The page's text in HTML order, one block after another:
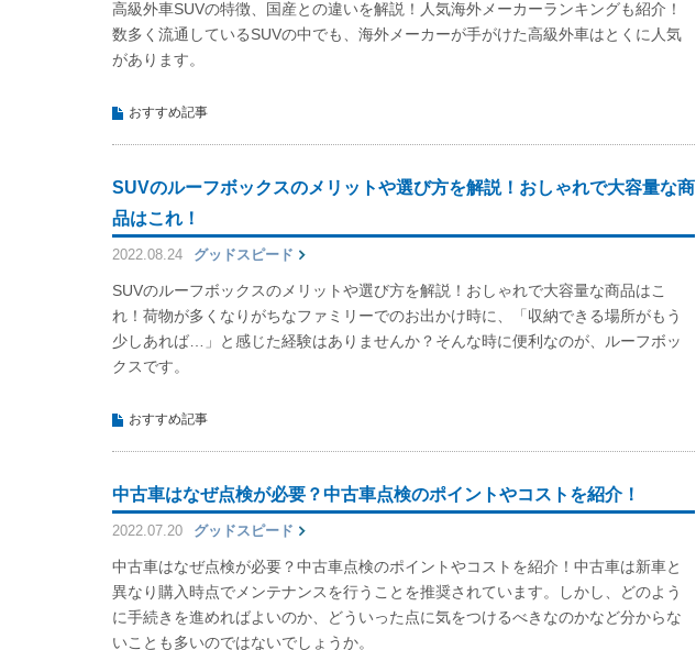
高級外車SUVの特徴、国産との違いを解説！人気海外メーカーランキングも紹介！
数多く流通しているSUVの中でも、海外メーカーが手がけた高級外車はとくに人気
があります。
おすすめ記事
SUVのルーフボックスのメリットや選び方を解説！おしゃれで大容量な商
品はこれ！
2022.08.24 グッドスピード
SUVのルーフボックスのメリットや選び方を解説！おしゃれで大容量な商品はこ
れ！荷物が多くなりがちなファミリーでのお出かけ時に、「収納できる場所がもう
少しあれば…」と感じた経験はありませんか？そんな時に便利なのが、ルーフボッ
クスです。
おすすめ記事
中古車はなぜ点検が必要？中古車点検のポイントやコストを紹介！
2022.07.20 グッドスピード
中古車はなぜ点検が必要？中古車点検のポイントやコストを紹介！中古車は新車と
異なり購入時点でメンテナンスを行うことを推奨されています。しかし、どのよう
に手続きを進めればよいのか、どういった点に気をつけるべきなのかなど分からな
いことも多いのではないでしょうか。